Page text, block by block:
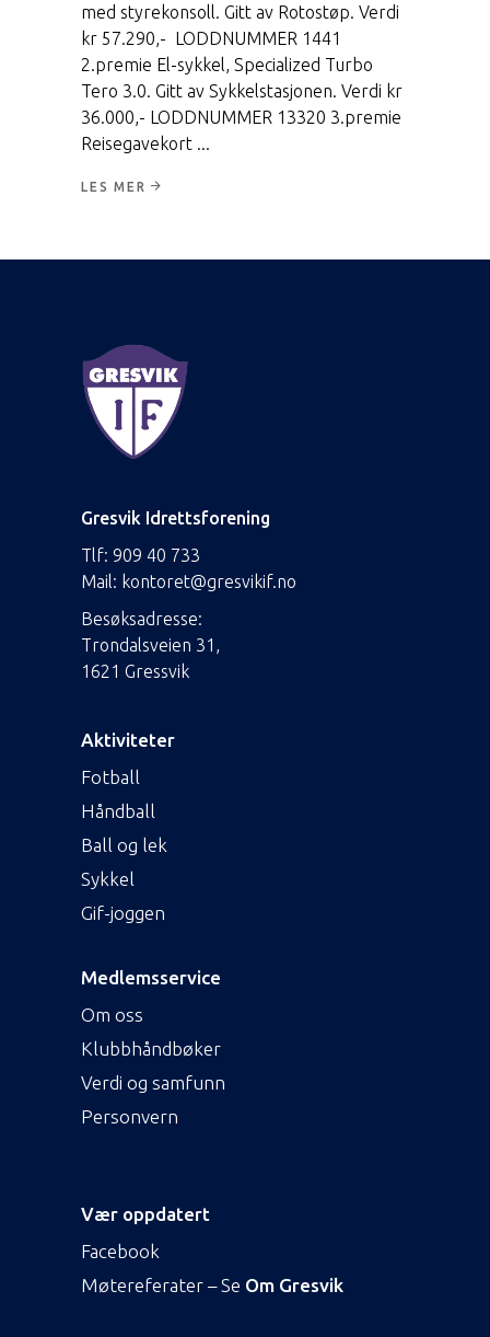
med styrekonsoll. Gitt av Rotostøp. Verdi
kr 57.290,- LODDNUMMER 1441
2.premie El-sykkel, Specialized Turbo
Tero 3.0. Gitt av Sykkelstasjonen. Verdi kr
36.000,- LODDNUMMER 13320 3.premie
Reisegavekort
LES MER
Gresvik Idrettsforening
Tlf: 909 40 733
Mail: kontoret@gresvikif.no
Besøksadresse:
Trondalsveien 31,
1621 Gressvik
Aktiviteter
Fotball
Håndball
Ball og lek
Sykkel
Gif-joggen
Medlemsservice
Om oss
Klubbhåndbøker
Verdi og samfunn
Personvern
Vær oppdatert
Facebook
Møtereferater – Se Om Gresvik